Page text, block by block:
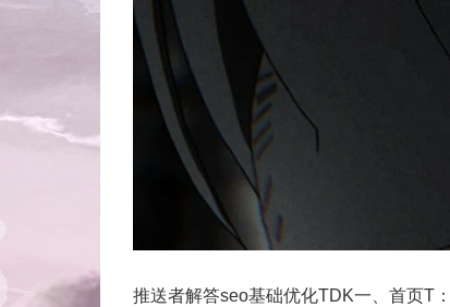
推送者解答seo基础优化TDK一、首页T